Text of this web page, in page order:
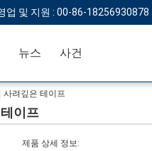
업 및 지원 : 00-86-18256930878
뉴스 사건
사려깊은 테이프
이프
제품 상세 정보: